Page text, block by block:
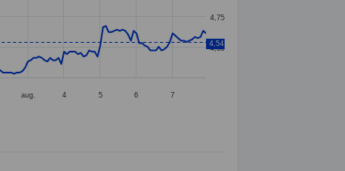
aug. 4 5 6 7
4,50
4,75
4,54